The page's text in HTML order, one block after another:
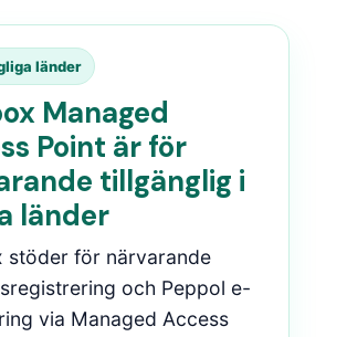
länder
Managed
Point är för
tillgänglig i
länder
stöder för närvarande
och Peppol e-
via Managed Access